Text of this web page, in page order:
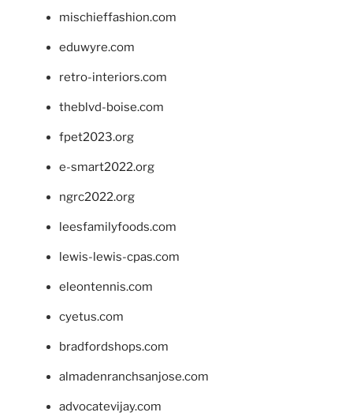
mischieffashion.com
eduwyre.com
retro-interiors.com
theblvd-boise.com
fpet2023.org
e-smart2022.org
ngrc2022.org
leesfamilyfoods.com
lewis-lewis-cpas.com
eleontennis.com
cyetus.com
bradfordshops.com
almadenranchsanjose.com
advocatevijay.com